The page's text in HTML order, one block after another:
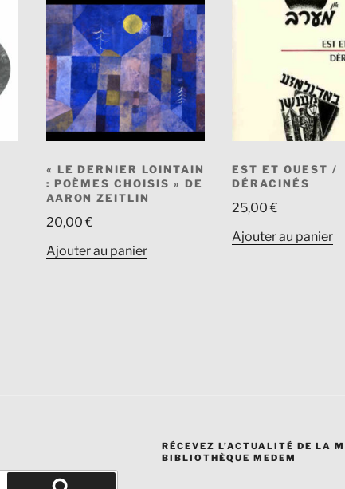
« LE DERNIER LOINTAIN
: POÈMES CHOISIS » DE
AARON ZEITLIN
20,00€
Ajouter au panier
EST ET OUEST /
DÉRACINÉS
25,00€
Ajouter au panier
RÉCEVEZ L’ACTUALITÉ DE LA
BIBLIOTHÈQUE MEDEM